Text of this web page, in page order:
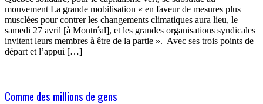
mouvement La grande mobilisation « en faveur de mesures plus
musclées pour contrer les changements climatiques aura lieu, le
samedi 27 avril [à Montréal], et les grandes organisations syndicales
invitent leurs membres à être de la partie ». Avec ses trois points de
départ et l’appui […]
Comme des millions de gens